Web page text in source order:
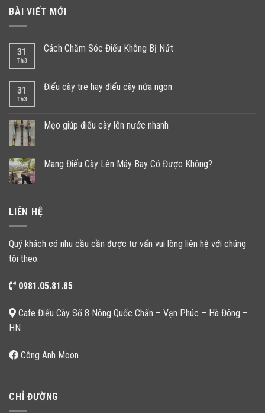
BÀI VIẾT MỚI
31
Th3
Cách Chăm Sóc Điếu Không Bị Nứt
31
Th3
Điếu cày tre hay điếu cày nứa ngon
Mẹo giúp điếu cày lên nước nhanh
Mang Điếu Cày Lên Máy Bay Có Được Không?
LIÊN HỆ
Quý khách có nhu cầu cần được tư vấn vui lòng liên hệ với chúng
tôi theo:
0981.05.81.85
Cafe Điếu Cày Số 8 Nông Quốc Chấn – Vạn Phúc – Hà Đông –
HN
Công Anh Moon
CHỈ ĐƯỜNG